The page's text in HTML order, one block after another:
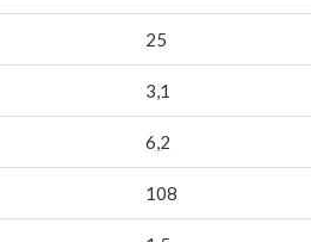
25
3,1
6,2
108